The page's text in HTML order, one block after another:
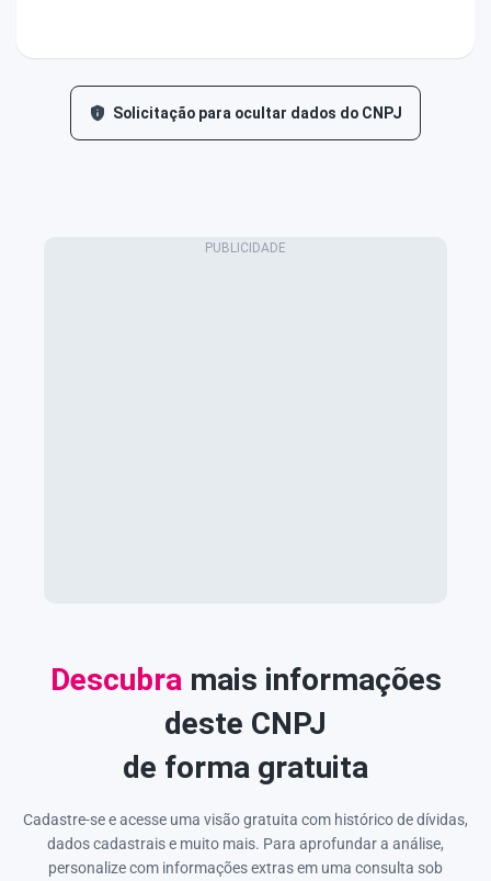
Solicitação para ocultar dados do CNPJ
Descubramais informações
deste CNPJ
de forma gratuita
Cadastre-se e acesse uma visão gratuita com histórico de dívidas,
dados cadastrais e muito mais. Para aprofundar a análise,
personalize com informações extras em uma consulta sob